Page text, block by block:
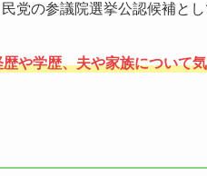
党の参議院選挙公認候補とし
や学歴、夫や家族について